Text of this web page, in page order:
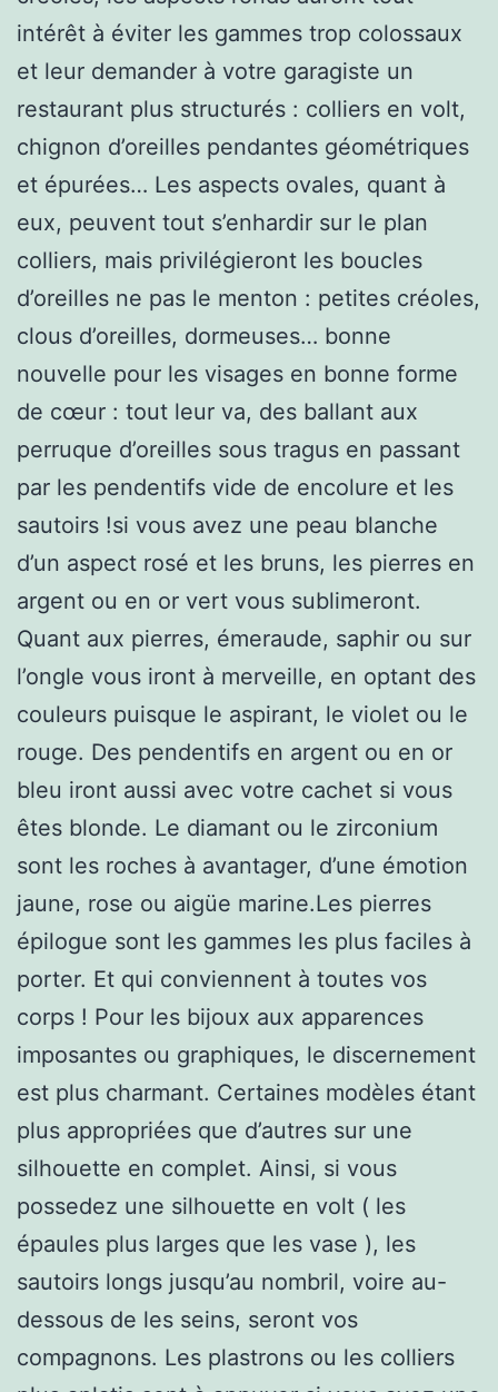
intérêt à éviter les gammes trop colossaux
et leur demander à votre garagiste un
restaurant plus structurés : colliers en volt,
chignon d’oreilles pendantes géométriques
et épurées… Les aspects ovales, quant à
eux, peuvent tout s’enhardir sur le plan
colliers, mais privilégieront les boucles
d’oreilles ne pas le menton : petites créoles,
clous d’oreilles, dormeuses… bonne
nouvelle pour les visages en bonne forme
de cœur : tout leur va, des ballant aux
perruque d’oreilles sous tragus en passant
par les pendentifs vide de encolure et les
sautoirs !si vous avez une peau blanche
d’un aspect rosé et les bruns, les pierres en
argent ou en or vert vous sublimeront.
Quant aux pierres, émeraude, saphir ou sur
l’ongle vous iront à merveille, en optant des
couleurs puisque le aspirant, le violet ou le
rouge. Des pendentifs en argent ou en or
bleu iront aussi avec votre cachet si vous
êtes blonde. Le diamant ou le zirconium
sont les roches à avantager, d’une émotion
jaune, rose ou aigüe marine.Les pierres
épilogue sont les gammes les plus faciles à
porter. Et qui conviennent à toutes vos
corps ! Pour les bijoux aux apparences
imposantes ou graphiques, le discernement
est plus charmant. Certaines modèles étant
plus appropriées que d’autres sur une
silhouette en complet. Ainsi, si vous
possedez une silhouette en volt ( les
épaules plus larges que les vase ), les
sautoirs longs jusqu’au nombril, voire au-
dessous de les seins, seront vos
compagnons. Les plastrons ou les colliers